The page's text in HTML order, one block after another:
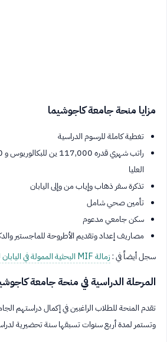
مزايا منحة جامعة كاجوشيما
تغطية كاملة للرسوم الدراسية
العليا
تذكرة سفر ذهاب وإياب من وإلى اليابان
تأمين صحي شامل
سكن جامعي مدعوم
مصاريف إعداد وتقديم الأطروحة للماجستير
سجل أيضاً في :زمالة MIF البحثية الممولة في اليابان للباحثين
المرحلة الدراسية في منحة جامعة
تقدم المنحة للطلاب الراغبين في إكمال دراستهم
وتستمر لمدة أربع سنوات تسبقها سنة تحضيرية لدراسة